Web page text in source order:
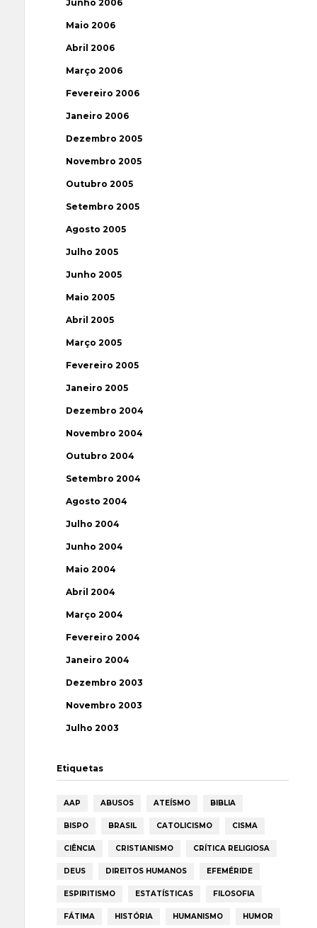
Junho 2006
Maio 2006
Abril 2006
Março 2006
Fevereiro 2006
Janeiro 2006
Dezembro 2005
Novembro 2005
Outubro 2005
Setembro 2005
Agosto 2005
Julho 2005
Junho 2005
Maio 2005
Abril 2005
Março 2005
Fevereiro 2005
Janeiro 2005
Dezembro 2004
Novembro 2004
Outubro 2004
Setembro 2004
Agosto 2004
Julho 2004
Junho 2004
Maio 2004
Abril 2004
Março 2004
Fevereiro 2004
Janeiro 2004
Dezembro 2003
Novembro 2003
Julho 2003
Etiquetas
AAP ABUSOS ATEÍSMO BIBLIA
BISPO BRASIL CATOLICISMO CISMA
CIÊNCIA CRISTIANISMO CRÍTICA RELIGIOSA
DEUS DIREITOS HUMANOS EFEMÉRIDE
ESPIRITISMO ESTATÍSTICAS FILOSOFIA
FÁTIMA HISTÓRIA HUMANISMO HUMOR